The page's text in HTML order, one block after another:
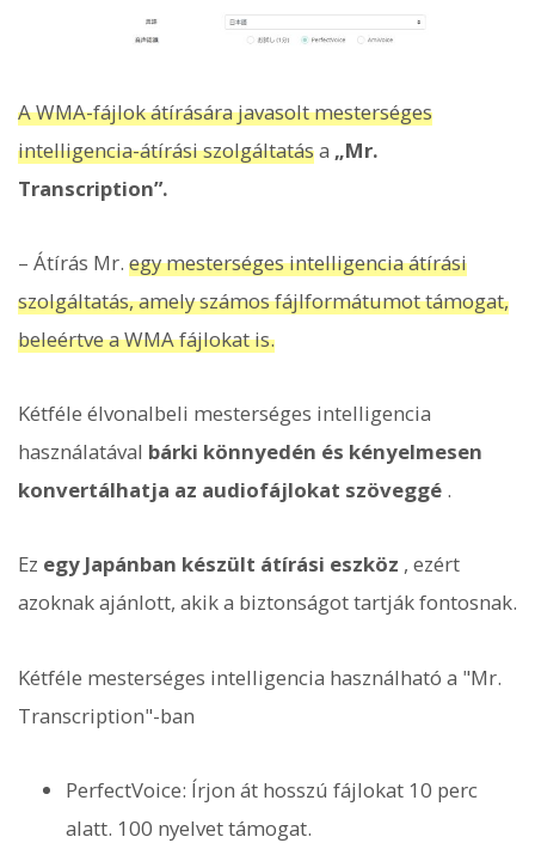
A WMA-fájlok átírására javasolt mesterséges
intelligencia-átírási szolgáltatása „Mr.
Transcription”.
– Átírás Mr. egy mesterséges intelligencia átírási
szolgáltatás, amely számos fájlformátumot támogat,
beleértve a WMA fájlokat is.
Kétféle élvonalbeli mesterséges intelligencia
használatával bárki könnyedén és kényelmesen
konvertálhatja az audiofájlokat szöveggé .
Ez egy Japánban készült átírási eszköz , ezért
azoknak ajánlott, akik a biztonságot tartják fontosnak.
Kétféle mesterséges intelligencia használható a "Mr.
Transcription"-ban
PerfectVoice: Írjon át hosszú fájlokat 10 perc
alatt. 100 nyelvet támogat.